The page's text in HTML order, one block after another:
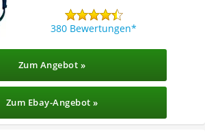
380 Bewertungen
Zum Angebot »
Zum Ebay-Angebot »